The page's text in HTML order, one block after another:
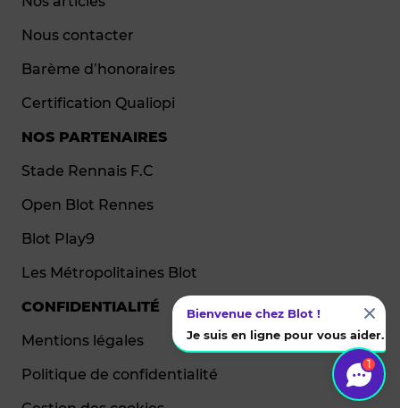
Nous contacter
Barème d’honoraires
Certification Qualiopi
NOS PARTENAIRES
Stade Rennais F.C
Open Blot Rennes
Blot Play9
Les Métropolitaines Blot
CONFIDENTIALITÉ
Mentions légales
Politique de confidentialité
1
Bienvenue chez Blot !
Je suis en ligne pour vous aider.